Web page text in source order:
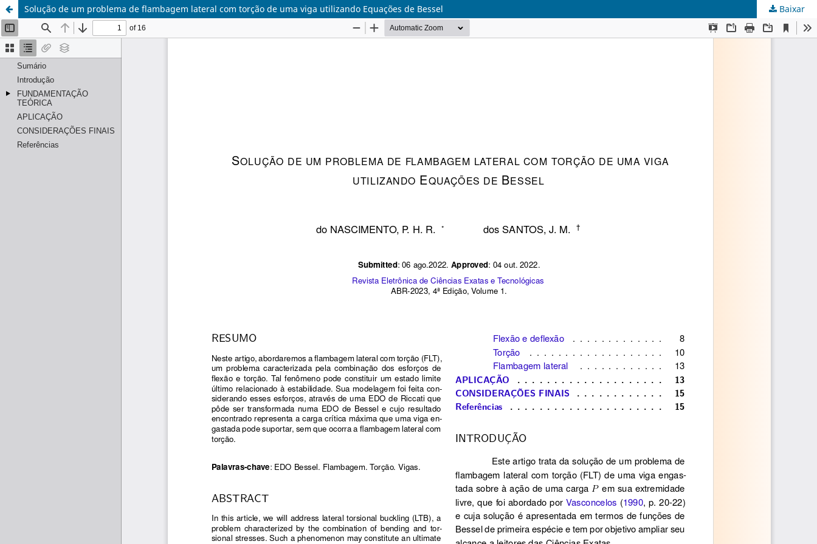
Solução de um problema de flambagem lateral com torção de uma viga utilizando Equações de Bessel Baixar